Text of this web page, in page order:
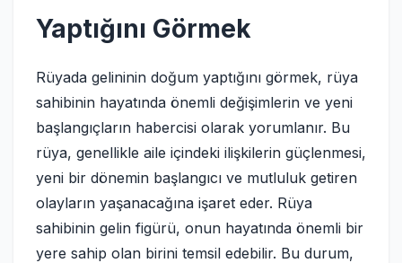
Yaptığını Görmek
Rüyada gelininin doğum yaptığını görmek, rüya
sahibinin hayatında önemli değişimlerin ve yeni
başlangıçların habercisi olarak yorumlanır. Bu
rüya, genellikle aile içindeki ilişkilerin güçlenmesi,
yeni bir dönemin başlangıcı ve mutluluk getiren
olayların yaşanacağına işaret eder. Rüya
sahibinin gelin figürü, onun hayatında önemli bir
yere sahip olan birini temsil edebilir. Bu durum,